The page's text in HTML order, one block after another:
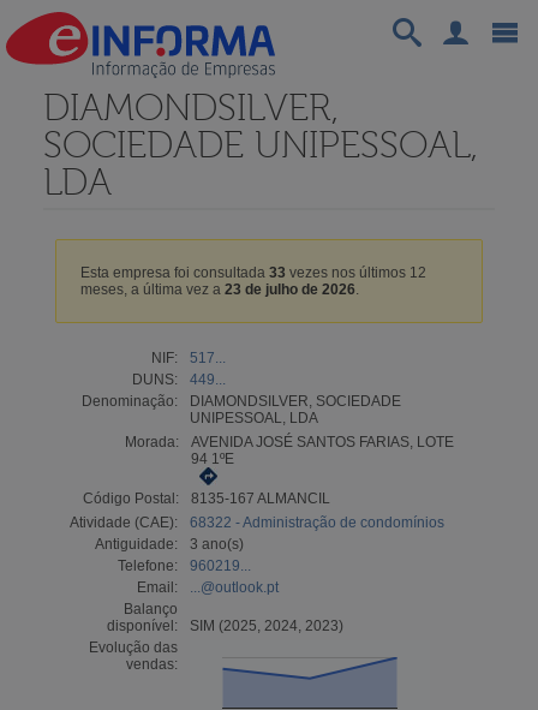
DIAMONDSILVER,
SOCIEDADE UNIPESSOAL,
LDA
Esta empresa foi consultada 33 vezes nos últimos 12
meses, a última vez a 23 de julho de 2026.
NIF:
517...
DUNS:
449...
Denominação:
DIAMONDSILVER, SOCIEDADE
UNIPESSOAL, LDA
Morada:
AVENIDA JOSÉ SANTOS FARIAS, LOTE
94 1ºE
Código Postal:
8135-167 ALMANCIL
Atividade (CAE):
68322 - Administração de condomínios
Antiguidade:
3 ano(s)
Telefone:
960219...
Email:
...@outlook.pt
Balanço
disponível:
SIM (2025, 2024, 2023)
Evolução das
vendas: